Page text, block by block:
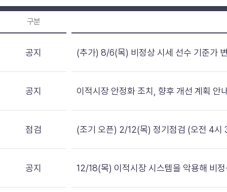
구분
공지 (추가) 8/6(목) 비정상 시세 선수 기준가
공지 이적시장 안정화 조치, 향후 개선 계획 안
점검 (조기 오픈) 2/12(목) 정기점검 (오전 4시
공지 12/18(목) 이적시장 시스템을 악용해 비